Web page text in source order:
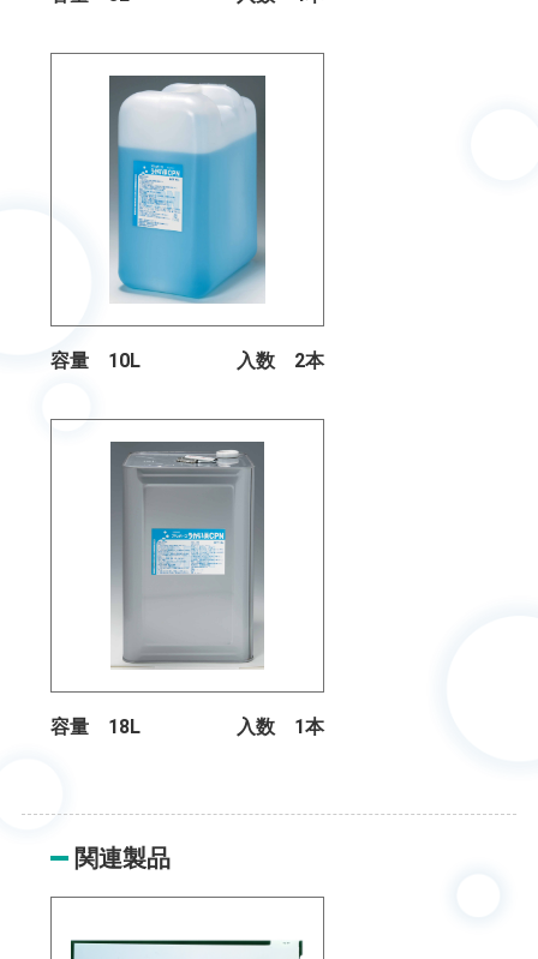
容量 10L 入数 2本
容量 18L 入数 1本
関連製品